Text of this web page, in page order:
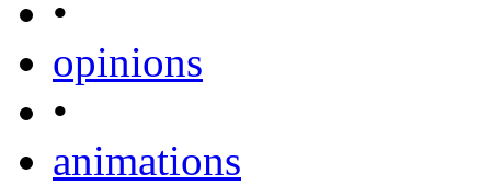
•
opinions
•
animations